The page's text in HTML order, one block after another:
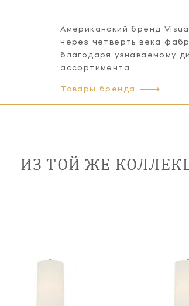
Американский бренд
через четверть века
благодаря узнаваемому
ассортимента.
Товары бренда
ИЗ ТОЙ ЖЕ